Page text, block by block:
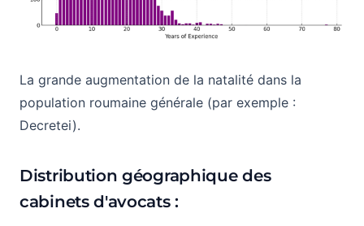
La grande augmentation de la natalité dans la
population roumaine générale (par exemple :
Decretei).
Distribution géographique des
cabinets d'avocats :